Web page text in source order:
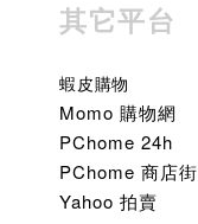
其它平台
蝦皮購物
Momo 購物網
PChome 24h
PChome 商店街
Yahoo 拍賣